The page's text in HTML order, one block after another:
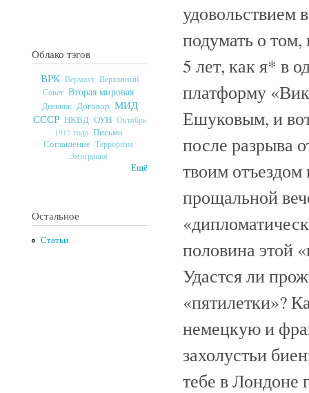
Облако тэгов
ВРК Вермахт Верховный
Совет Вторая мировая
Дневник Договор МИД
СССР НКВД ОУН Октябрь
1917 года Письмо
Соглашение Терроризм
Эмиграция
Ещё
Остальное
Статьи
удовольствием
подумать о
5 лет, как я* в
платформу
Ешуковым, и
после разрыва
твоим
прощальной
половина этой
Удастся ли
«пятилетки»?
немецкую и
захолустьи
тебе в Лондоне